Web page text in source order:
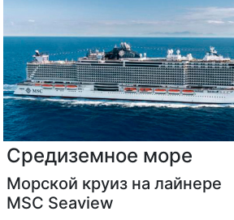
Средиземное море
Морской круиз на лайнере
MSC Seaview